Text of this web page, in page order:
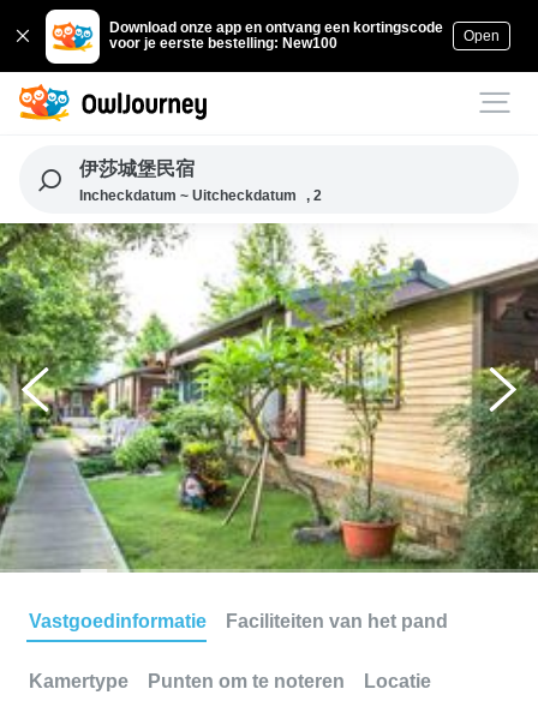
Download onze app en ontvang een kortingscode
voor je eerste bestelling: New100
Open
伊莎城堡民宿
Incheckdatum ~ Uitcheckdatum , 2
Vastgoedinformatie Faciliteiten van het pand
Kamertype Punten om te noteren Locatie